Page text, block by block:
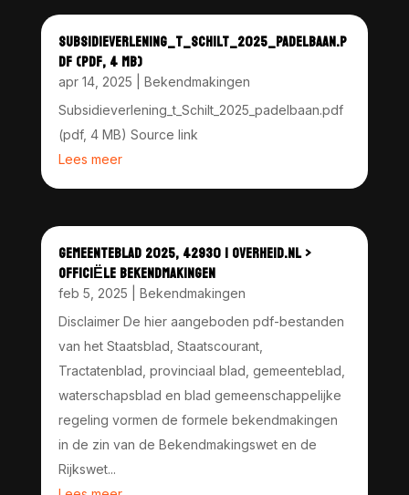
SUBSIDIEVERLENING_T_SCHILT_2025_PADELBAAN.P
DF (PDF, 4 MB)
apr 14, 2025
Bekendmakingen
Subsidieverlening_t_Schilt_2025_padelbaan.pdf
(pdf, 4 MB) Source link
Lees meer
GEMEENTEBLAD 2025, 42930 | OVERHEID.NL >
OFFICIËLE BEKENDMAKINGEN
feb 5, 2025
Bekendmakingen
Disclaimer De hier aangeboden pdf-bestanden
van het Staatsblad, Staatscourant,
Tractatenblad, provinciaal blad, gemeenteblad,
waterschapsblad en blad gemeenschappelijke
regeling vormen de formele bekendmakingen
in de zin van de Bekendmakingswet en de
Rijkswet...